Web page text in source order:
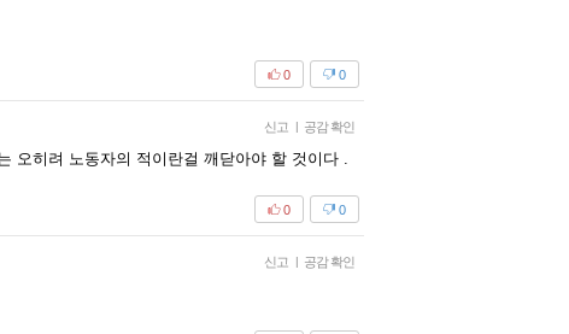
0
0
신고 | 공감 확인
오히려 노동자의 적이란걸 깨닫아야 할 것이다 .
0
0
신고 | 공감 확인